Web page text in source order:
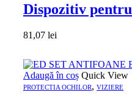
Dispozitiv
81,07 lei
Adaugă în coș Quick View
PROTECTIA OCHILOR, VIZIERE